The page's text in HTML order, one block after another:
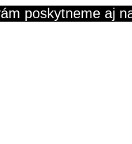
poskytneme aj